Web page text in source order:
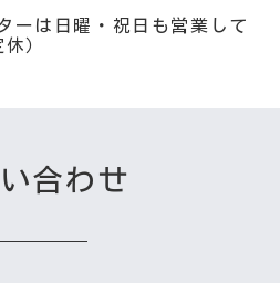
ーは日曜・祝日も営業して
）
合わせ